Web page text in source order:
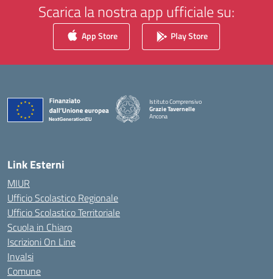
Scarica la nostra app ufficiale su:
App Store Play Store
Istituto Comprensivo
Grazie Tavernelle
Ancona
Link Esterni
MIUR
Ufficio Scolastico Regionale
Ufficio Scolastico Territoriale
Scuola in Chiaro
Iscrizioni On Line
Invalsi
Comune